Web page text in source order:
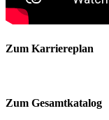
Zum Karriereplan
Zum Gesamtkatalog